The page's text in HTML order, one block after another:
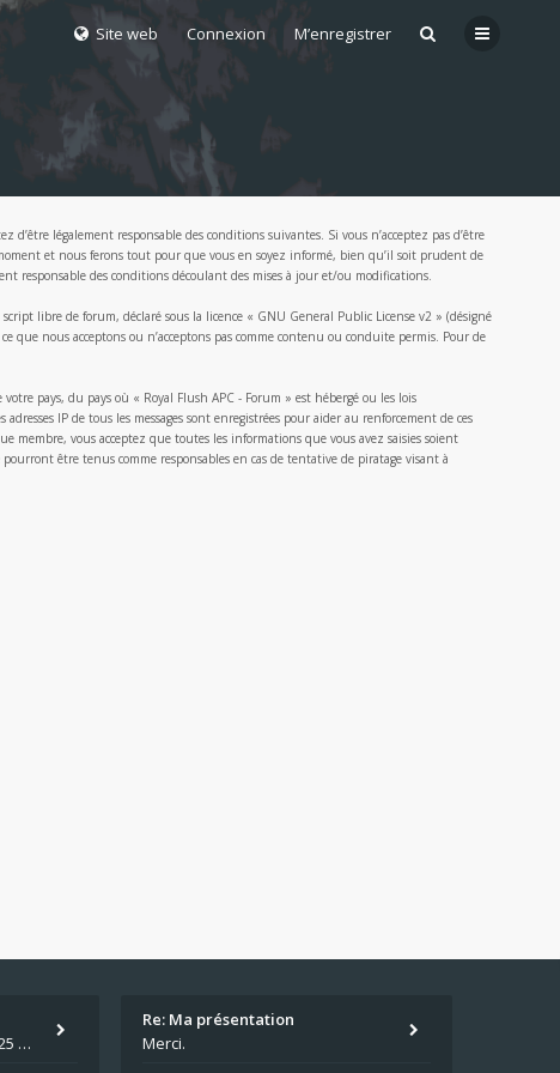
Site web Connexion M’enregistrer
légalement responsable des conditions suivantes. Si vous n’acceptez pas d’être
et nous ferons tout pour que vous en soyez informé, bien qu’il soit prudent de
responsable des conditions découlant des mises à jour et/ou modifications.
libre de forum, déclaré sous la licence « GNU General Public License v2 » (désigné
que nous acceptons ou n’acceptons pas comme contenu ou conduite permis. Pour de
pays, du pays où « Royal Flush APC - Forum » est hébergé ou les lois
IP de tous les messages sont enregistrées pour aider au renforcement de ces
membre, vous acceptez que toutes les informations que vous avez saisies soient
être tenus comme responsables en cas de tentative de piratage visant à
Salut Stéphane, Bienvenue ! 25 ans de poker c'est du vécu quand même. Moi je suis relativementnouveau (2018) mais j'ai a
Re: Ma présentation
Merci.